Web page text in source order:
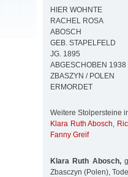
HIER WOHNTE
RACHEL ROSA
ABOSCH
GEB. STAPELFELD
JG. 1895
ABGESCHOBEN 1938
ZBASZYN / POLEN
ERMORDET
Weitere Stolpersteine
Klara Ruth Abosch,
Fanny Greif
Klara Ruth Abosch,
Zbasczyn (Polen),